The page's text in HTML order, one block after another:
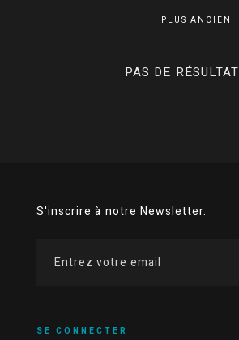
PLUS ANCIEN
PAS DE RÉSULTAT
S'inscrire à notre Newsletter.
SE CONNECTER